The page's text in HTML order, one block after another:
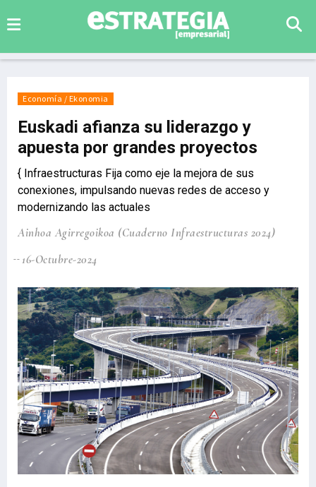
Economía / Ekonomia
Euskadi afianza su liderazgo y
apuesta por grandes proyectos
{ Infraestructuras Fija como eje la mejora de sus
conexiones, impulsando nuevas redes de acceso y
modernizando las actuales
Ainhoa Agirregoikoa (Cuaderno Infraestructuras 2024)
16-Octubre-2024